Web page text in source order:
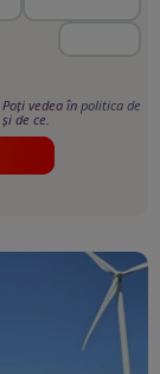
vedea înpolitica de
de ce.